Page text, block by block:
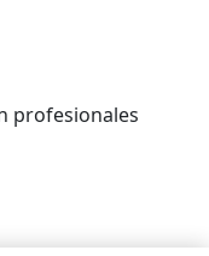
profesionales